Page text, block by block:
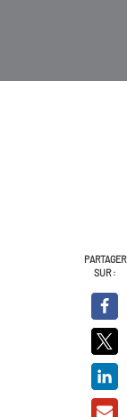
PARTAGER
SUR :